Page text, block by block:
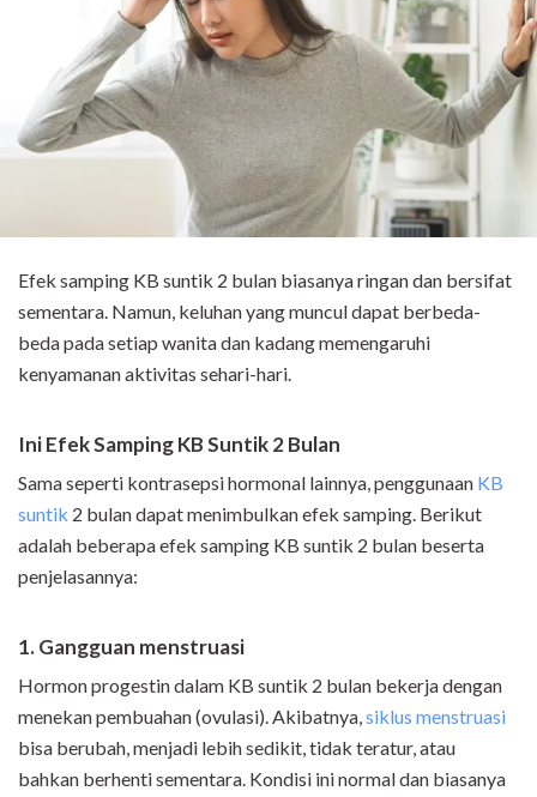
Efek samping KB suntik 2 bulan biasanya ringan dan bersifat
sementara. Namun, keluhan yang muncul dapat berbeda-
beda pada setiap wanita dan kadang memengaruhi
kenyamanan aktivitas sehari-hari.
Ini Efek Samping KB Suntik 2 Bulan
Sama seperti kontrasepsi hormonal lainnya, penggunaan KB
suntik 2 bulan dapat menimbulkan efek samping. Berikut
adalah beberapa efek samping KB suntik 2 bulan beserta
penjelasannya:
1. Gangguan menstruasi
Hormon progestin dalam KB suntik 2 bulan bekerja dengan
menekan pembuahan (ovulasi). Akibatnya,siklus menstruasi
bisa berubah, menjadi lebih sedikit, tidak teratur, atau
bahkan berhenti sementara. Kondisi ini normal dan biasanya